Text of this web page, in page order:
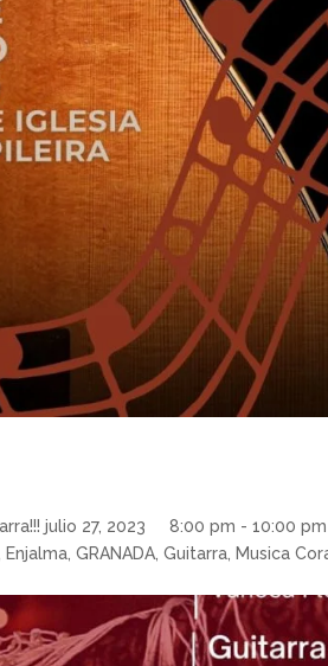
julio 27, 2023 8:00 pm - 10:00 pm
GRANADA, Guitarra, Musica